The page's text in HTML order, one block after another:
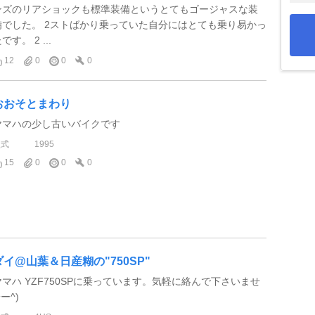
ズのリアショックも標準装備というとてもゴージャスな装
でした。 2ストばかり乗っていた自分にはとても乗り易かっ
です。 2 ...
12 0 0 0
おそとまわり
マハの少し古いバイクです
1995
15
0 0 0
イ@山葉＆日産糊の"750SP"
マハ YZF750SPに乗っています。気軽に絡んで下さいませ
^)